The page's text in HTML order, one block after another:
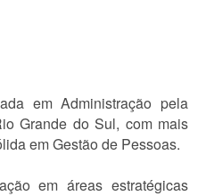
em Administração pela
Grande do Sul, com mais
em Gestão de Pessoas.
em áreas estratégicas